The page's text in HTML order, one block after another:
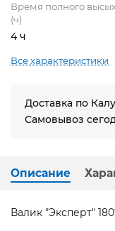
Время полного
(ч)
4 ч
Все характеристики
Доставка по
Самовывоз
Описание
Валик "Эксперт"